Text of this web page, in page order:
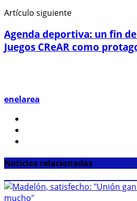
Artículo siguiente
Agenda deportiva: un fin
Juegos CReAR como
enelarea
Noticias relacionadas